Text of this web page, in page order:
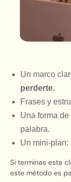
Un marco
perderte.
Frases y
Una forma
palabra.
Un mini-plan:
Si terminas esta
este método es